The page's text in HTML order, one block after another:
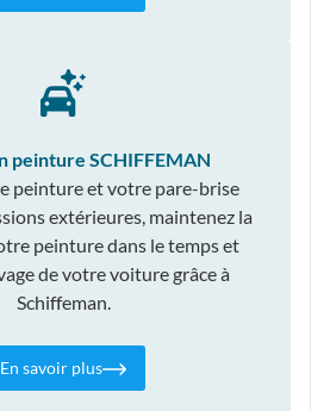
peinture SCHIFFEMAN
peinture et votre pare-brise
extérieures, maintenez la
peinture dans le temps et
de votre voiture grâce à
Schiffeman.
En savoir plus